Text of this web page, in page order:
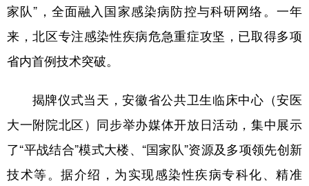
家队”，全面融入国家感染病防控与科研网络。一年
来，北区专注感染性疾病危急重症攻坚，已取得多项
省内首例技术突破。
揭牌仪式当天，安徽省公共卫生临床中心（安医
大一附院北区）同步举办媒体开放日活动，集中展示
了“平战结合”模式大楼、“国家队”资源及多项领先创新
技术等。据介绍，为实现感染性疾病专科化、精准